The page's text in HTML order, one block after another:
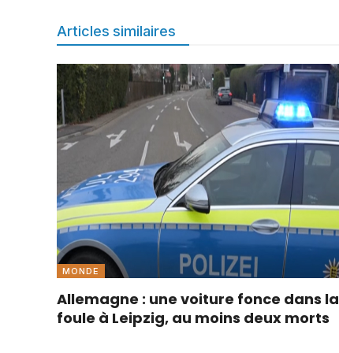
Articles similaires
MONDE
Allemagne : une voiture fonce dans la
foule à Leipzig, au moins deux morts